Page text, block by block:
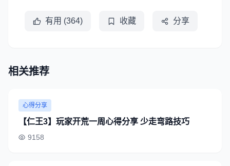
有用 (364) 收藏 分享
相关推荐
心得分享
【仁王3】玩家开荒一周心得分享 少走弯路技巧
9158